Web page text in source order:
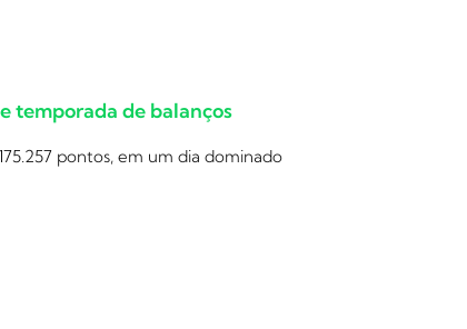
temporada de balanços
pontos, em um dia dominado